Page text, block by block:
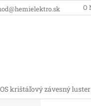
O
krištáľový závesný